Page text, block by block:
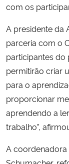
com os
A presidente da
parceria com o
participantes do
permitirão criar
para o
proporcionar
aprendendo a
trabalho”,
A